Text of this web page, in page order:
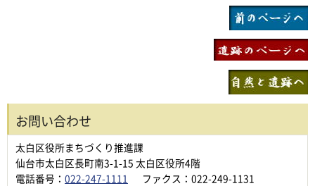
お問い合わせ
太白区役所まちづくり推進課
仙台市太白区長町南3-1-15 太白区役所4階
電話番号： 022-247-1111 ファクス：022-249-1131